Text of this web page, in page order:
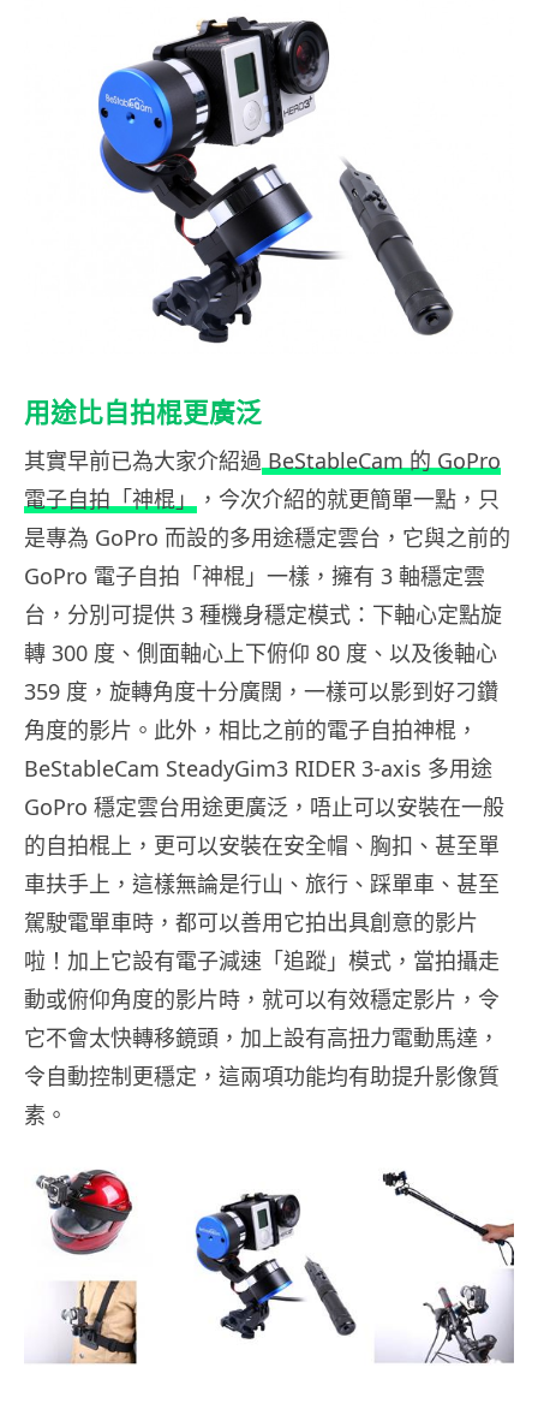
用途比自拍棍更廣泛
其實早前已為大家介紹過 BeStableCam 的 GoPro
電子自拍「神棍」
，今次介紹的就更簡單一點，只
是專為 GoPro 而設的多用途穩定雲台，它與之前的
GoPro 電子自拍「神棍」一樣，擁有 3 軸穩定雲
台，分別可提供 3 種機身穩定模式：下軸心定點旋
轉 300 度、側面軸心上下俯仰 80 度、以及後軸心
359 度，旋轉角度十分廣闊，一樣可以影到好刁鑽
角度的影片。此外，相比之前的電子自拍神棍，
BeStableCam SteadyGim3 RIDER 3-axis 多用途
GoPro 穩定雲台用途更廣泛，唔止可以安裝在一般
的自拍棍上，更可以安裝在安全帽、胸扣、甚至單
車扶手上，這樣無論是行山、旅行、踩單車、甚至
駕駛電單車時，都可以善用它拍出具創意的影片
啦！加上它設有電子減速「追蹤」模式，當拍攝走
動或俯仰角度的影片時，就可以有效穩定影片，令
它不會太快轉移鏡頭，加上設有高扭力電動馬達，
令自動控制更穩定，這兩項功能均有助提升影像質
素。